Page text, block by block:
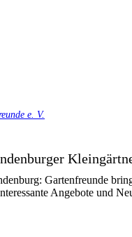
e. V.
Gartenfreunde
Angebote und